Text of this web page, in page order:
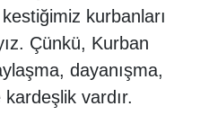
kurbanları
Çünkü, Kurban
dayanışma,
vardır.